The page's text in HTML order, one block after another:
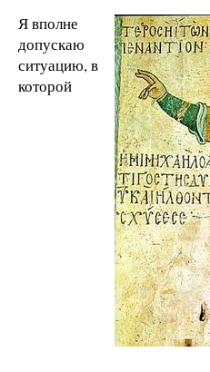
Я вполне
допускаю
ситуацию, в
которой